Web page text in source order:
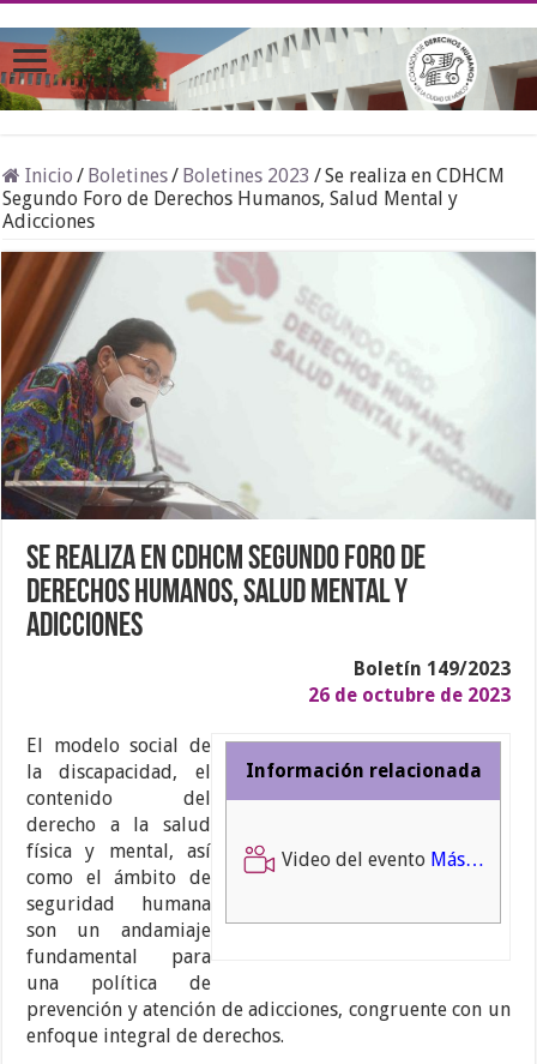
Inicio / Boletines/ Boletines 2023 /Se realiza en CDHCM
Segundo Foro de Derechos Humanos, Salud Mental y
Adicciones
Se realiza en CDHCM Segundo Foro de
Derechos Humanos, Salud Mental y
Adicciones
Boletín 149/2023
26 de octubre de 2023
Información relacionada
Video del evento Más…
El modelo social de
la discapacidad, el
contenido del
derecho a la salud
física y mental, así
como el ámbito de
seguridad humana
son un andamiaje
fundamental para
una política de
prevención y atención de adicciones, congruente con un
enfoque integral de derechos.